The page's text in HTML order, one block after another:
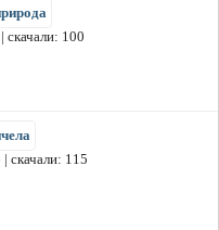
скачали: 100
скачали: 115